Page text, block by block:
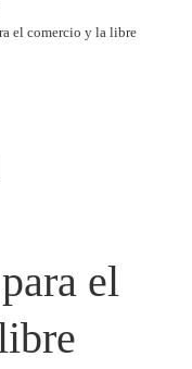
el comercio y la libre
el